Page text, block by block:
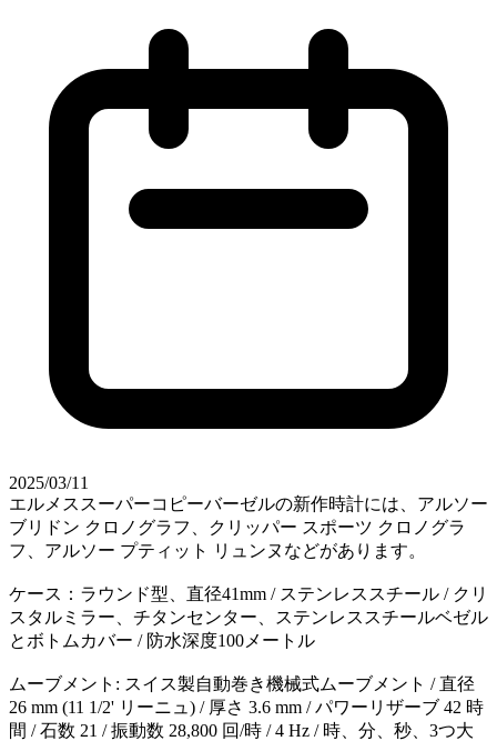
2025/03/11
エルメススーパーコピーバーゼルの新作時計には、アルソー
ブリドン クロノグラフ、クリッパー スポーツ クロノグラ
フ、アルソー プティット リュンヌなどがあります。
ケース：ラウンド型、直径41mm / ステンレススチール / クリ
スタルミラー、チタンセンター、ステンレススチールベゼル
とボトムカバー / 防水深度100メートル
ムーブメント: スイス製自動巻き機械式ムーブメント / 直径
26 mm (11 1/2' リーニュ) / 厚さ 3.6 mm / パワーリザーブ 42 時
間 / 石数 21 / 振動数 28,800 回/時 / 4 Hz / 時、分、秒、3つ大